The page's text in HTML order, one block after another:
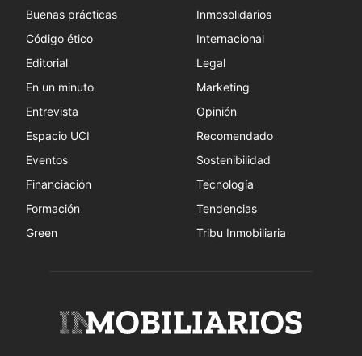
Buenas prácticas
Código ético
Editorial
En un minuto
Entrevista
Espacio UCI
Eventos
Financiación
Formación
Green
Inmosolidarios
Internacional
Legal
Marketing
Opinión
Recomendado
Sostenibilidad
Tecnología
Tendencias
Tribu Inmobiliaria